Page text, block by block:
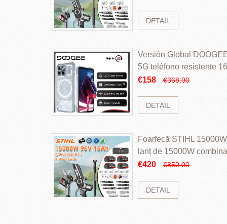
DETAIL
Versión Global
5G teléfono resistente
ROM Mediatek
€158 €368.00
DETAIL
Foarfecă STIHL
lanț de 15000W
perii și baterie cu li
€420 €850.00
DETAIL